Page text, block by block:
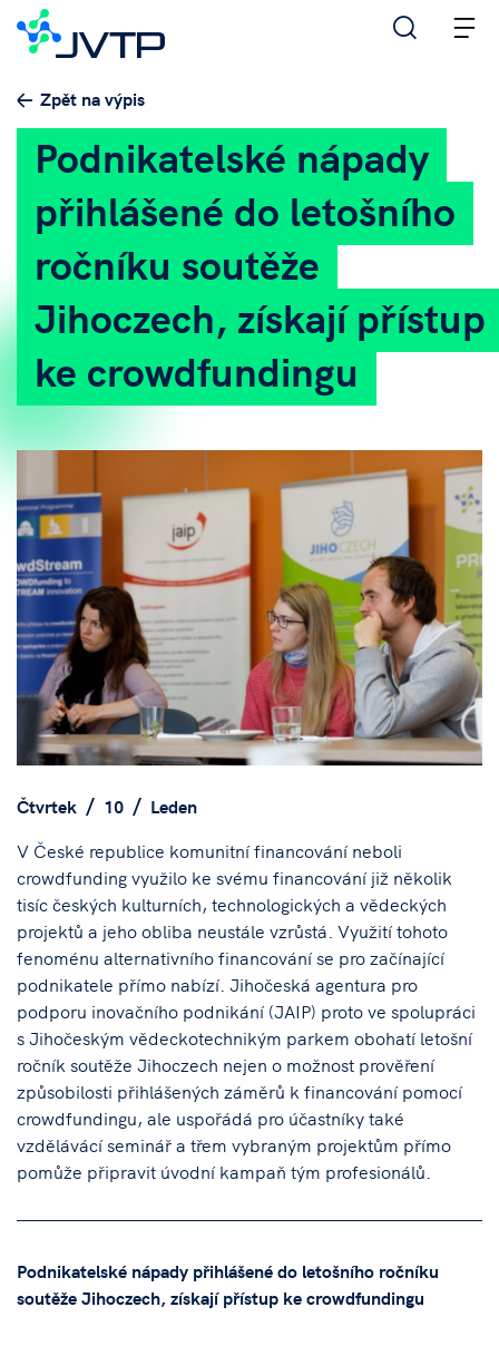
Zpět na výpis
Podnikatelské nápady
přihlášené do letošního
ročníku soutěže
Jihoczech, získají přístup
ke crowdfundingu
Čtvrtek 10
Leden
V České republice komunitní financování neboli
crowdfunding využilo ke svému financování již několik
tisíc českých kulturních, technologických a vědeckých
projektů a jeho obliba neustále vzrůstá. Využití tohoto
fenoménu alternativního financování se pro začínající
podnikatele přímo nabízí. Jihočeská agentura pro
podporu inovačního podnikání (JAIP) proto ve spolupráci
s Jihočeským vědeckotechnikým parkem obohatí letošní
ročník soutěže Jihoczech nejen o možnost prověření
způsobilosti přihlášených záměrů k financování pomocí
crowdfundingu, ale uspořádá pro účastníky také
vzdělávácí seminář a třem vybraným projektům přímo
pomůže připravit úvodní kampaň tým profesionálů.
Podnikatelské nápady přihlášené do letošního ročníku
soutěže Jihoczech, získají přístup ke crowdfundingu